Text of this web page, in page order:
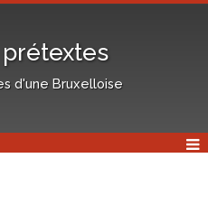
prétextes
d'une Bruxelloise